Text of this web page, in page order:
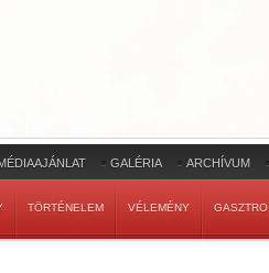
GALÉRIA ARCHÍVUM
TÖRTÉNELEM VÉLEMÉNY GASZTRO